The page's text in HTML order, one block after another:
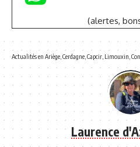
(alertes,
Actualités en Ariège, Cerdagne, Capcir, Limouxin,
Laurence